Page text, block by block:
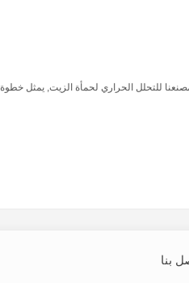
للتحلل الحراري لحمأة الزيت, يمثل خطوة
بنا